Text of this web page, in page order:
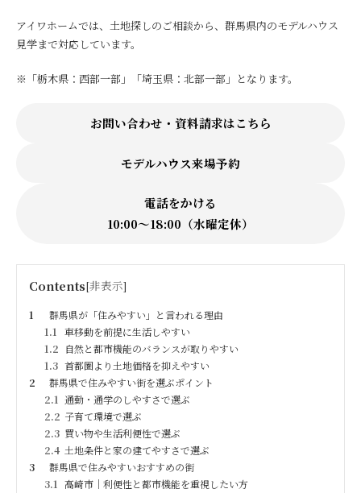
アイワホームでは、土地探しのご相談から、群馬県内のモデルハウス
見学まで対応しています。
※「栃木県：西部一部」「埼玉県：北部一部」となります。
お問い合わせ・資料請求はこちら
モデルハウス来場予約
電話をかける
10:00〜18:00（水曜定休）
Contents[非表示]
1
群馬県が「住みやすい」と言われる理由
1.1
車移動を前提に生活しやすい
1.2 自然と都市機能のバランスが取りやすい
1.3 首都圏より土地価格を抑えやすい
2
群馬県で住みやすい街を選ぶポイント
2.1 通勤・通学のしやすさで選ぶ
2.2 子育て環境で選ぶ
2.3 買い物や生活利便性で選ぶ
2.4 土地条件と家の建てやすさで選ぶ
3
群馬県で住みやすいおすすめの街
3.1 高崎市｜利便性と都市機能を重視したい方